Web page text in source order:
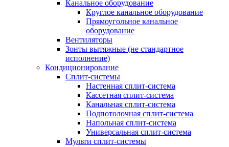
Канальное оборудование
Круглое канальное оборудование
Прямоугольное канальное
оборудование
Вентиляторы
Зонты вытяжные (не стандартное
исполнение)
Кондиционирование
Сплит-системы
Настенная сплит-система
Кассетная сплит-система
Канальная сплит-система
Подпотолочная сплит-система
Напольная сплит-система
Универсальная сплит-система
Мульти сплит-системы